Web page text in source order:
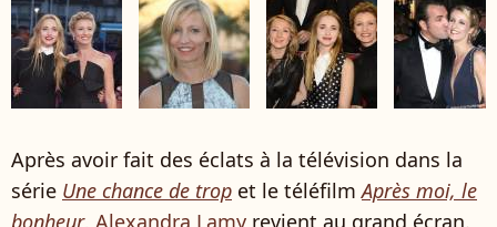
Après avoir fait des éclats à la télévision dans la
série Une chance de trop et le téléfilmAprès moi, le
bonheur, Alexandra Lamy revient au grand écran.